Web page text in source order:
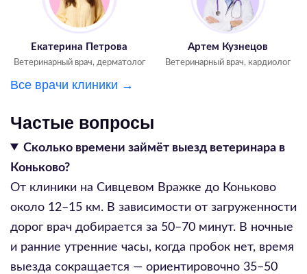
Екатерина Петрова
Ветеринарный врач, дерматолог
Артем Кузнецов
Ветеринарный врач, кардиолог
Все врачи клиники →
Частые вопросы
Сколько времени займёт выезд ветеринара в
Коньково?
От клиники на Сивцевом Вражке до Коньково
около 12–15 км. В зависимости от загруженности
дорог врач добирается за 50–70 минут. В ночные
и ранние утренние часы, когда пробок нет, время
выезда сокращается — ориентировочно 35–50